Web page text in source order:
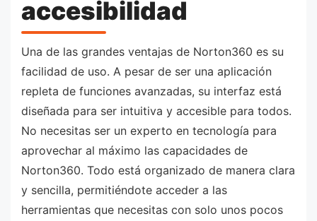
accesibilidad
Una de las grandes ventajas de Norton360 es su
facilidad de uso. A pesar de ser una aplicación
repleta de funciones avanzadas, su interfaz está
diseñada para ser intuitiva y accesible para todos.
No necesitas ser un experto en tecnología para
aprovechar al máximo las capacidades de
Norton360. Todo está organizado de manera clara
y sencilla, permitiéndote acceder a las
herramientas que necesitas con solo unos pocos